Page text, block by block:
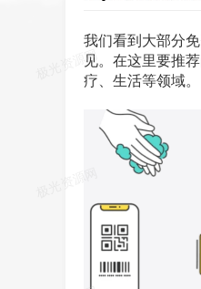
我们看到大部分
见。在这里要推荐
疗、 生活等领域。